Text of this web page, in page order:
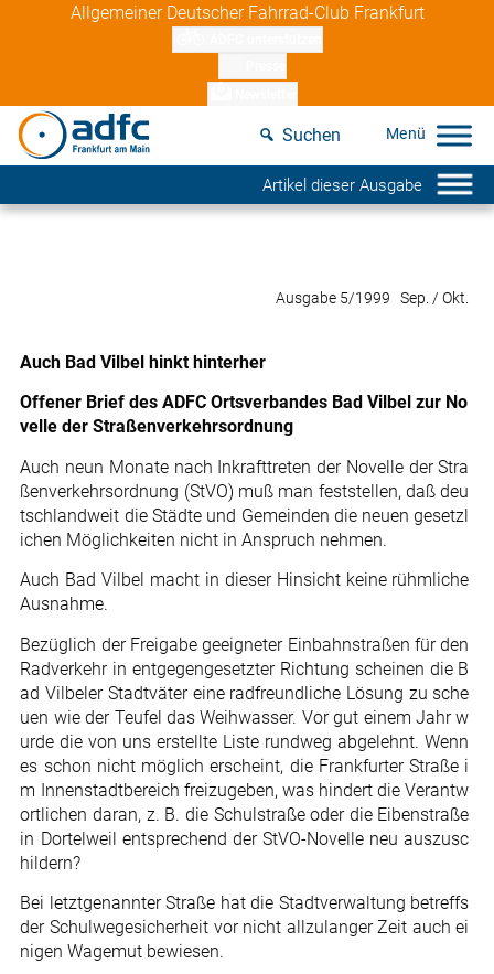
Allgemeiner Deutscher Fahrrad-Club Frankfurt
Suchen
Artikel dieser Ausgabe
Ausgabe 5/1999 Sep. / Okt.
Auch Bad Vilbel hinkt hinterher
Offener Brief des ADFC Ortsverbandes Bad Vilbel zur No
velle der Straßenverkehrsordnung
Auch neun Monate nach Inkrafttreten der Novelle der Stra
ßenverkehrsordnung (StVO) muß man feststellen, daß deu
tschlandweit die Städte und Gemeinden die neuen gesetzl
ichen Möglichkeiten nicht in Anspruch nehmen.
Auch Bad Vilbel macht in dieser Hinsicht keine rühmliche
Ausnahme.
Bezüglich der Freigabe geeigneter Einbahnstraßen für den
Radverkehr in entgegengesetzter Richtung scheinen die B
ad Vilbeler Stadtväter eine radfreundliche Lösung zu sche
uen wie der Teufel das Weihwasser. Vor gut einem Jahr w
urde die von uns erstellte Liste rundweg abgelehnt. Wenn
es schon nicht möglich erscheint, die Frankfurter Straße i
m Innenstadtbereich freizugeben, was hindert die Verantw
ortlichen daran, z. B. die Schulstraße oder die Eibenstraße
in Dortelweil entsprechend der StVO-Novelle neu auszusc
hildern?
Bei letztgenannter Straße hat die Stadtverwaltung betreffs
der Schulwegesicherheit vor nicht allzulanger Zeit auch ei
nigen Wagemut bewiesen.